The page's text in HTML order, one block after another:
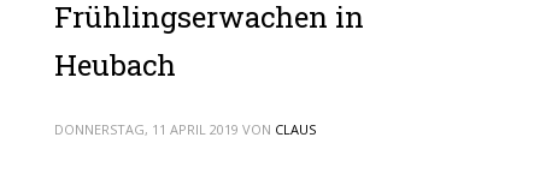
Frühlingserwachen in
Heubach
DONNERSTAG, 11 APRIL 2019 VON CLAUS